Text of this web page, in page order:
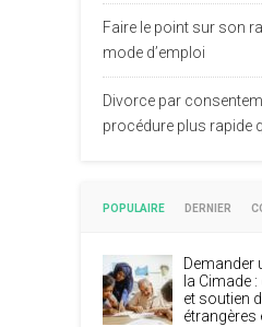
Faire le point sur son
mode d’emploi
Divorce par
procédure plus rapide
POPULAIRE DERNIER
Demander
la Cimade
et soutien
étrangères